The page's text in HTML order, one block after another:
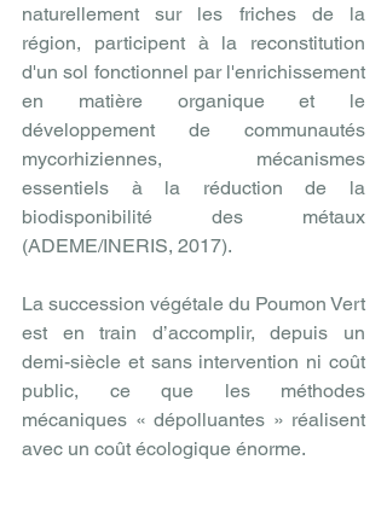
naturellement sur les friches de la
région, participent à la reconstitution
d'un sol fonctionnel par l'enrichissement
en matière organique et le
développement de communautés
mycorhiziennes, mécanismes
essentiels à la réduction de la
biodisponibilité des métaux
(ADEME/INERIS, 2017).
La succession végétale du Poumon Vert
est en train d’accomplir, depuis un
demi-siècle et sans intervention ni coût
public, ce que les méthodes
mécaniques « dépolluantes » réalisent
avec un coût écologique énorme.